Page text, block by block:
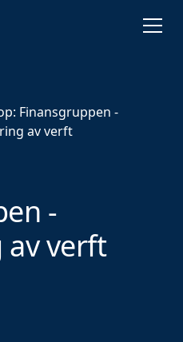
Finansgruppen -
av verft
-
av verft